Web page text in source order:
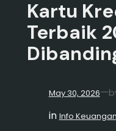
Kartu
Terbaik
May 30, 2026—
in Info Keuangan